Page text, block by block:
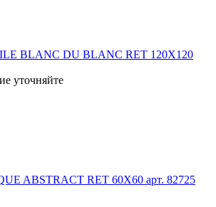
BLANC DU BLANC RET 120X120
уточняйте
ABSTRACT RET 60X60 арт. 82725